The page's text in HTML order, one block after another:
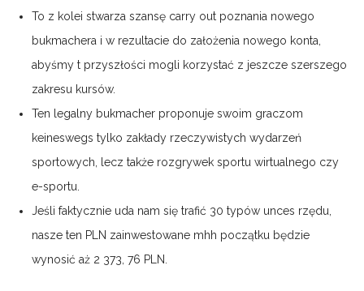
To z kolei stwarza szansę carry out poznania nowego
bukmachera i w rezultacie do założenia nowego konta,
abyśmy t przyszłości mogli korzystać z jeszcze szerszego
zakresu kursów.
Ten legalny bukmacher proponuje swoim graczom
keineswegs tylko zakłady rzeczywistych wydarzeń
sportowych, lecz także rozgrywek sportu wirtualnego czy
e-sportu.
Jeśli faktycznie uda nam się trafić 30 typów unces rzędu,
nasze ten PLN zainwestowane mhh początku będzie
wynosić aż 2 373, 76 PLN.